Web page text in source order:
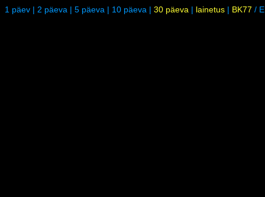
1 päev | 2 päeva | 5 päeva | 10 päeva | 30 päeva | lainetus | BK77 /